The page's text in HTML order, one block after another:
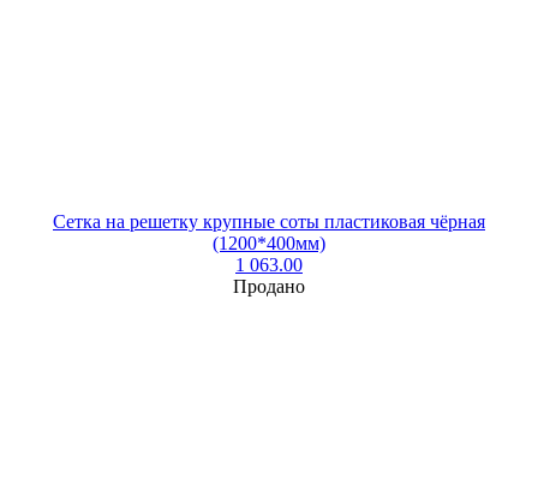
Сетка на решетку крупные соты пластиковая чёрная
(1200*400мм)
1 063.00
Продано